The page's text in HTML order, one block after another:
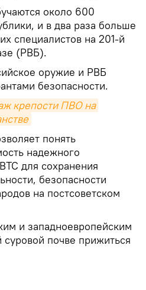
около 600
и в два раза больше
специалистов на 201-й
(РВБ).
оружие и РВБ
безопасности.
крепости ПВО на
понять
надежного
для сохранения
безопасности
на постсоветском
и западноевропейским
почве прижиться